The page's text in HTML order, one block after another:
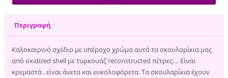
Περιγραφή
Καλοκαιρινό σχέδιο με υπέροχο χρώμα αυτά τα σκουλαρίκια μας
από oxidized shell με τυρκουάζ reconstructed πέτρες.... Είναι
κρεμαστά , είναι άνετα και ευκολοφόρετα. Τα σκουλαρίκια έχουν